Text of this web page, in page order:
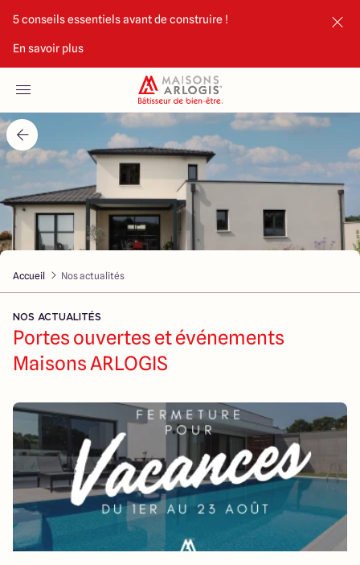
5 conseils essentiels avant de construire !
En savoir plus
Nos maisons
Nos annonces
Votre projet
Maisons ARLOGIS Limoges
14 Rue Léonard Trompillon
4.4 4.8
Accueil Nos actualités
NOS ACTUALITÉS
Portes ouvertes et événements
Maisons ARLOGIS